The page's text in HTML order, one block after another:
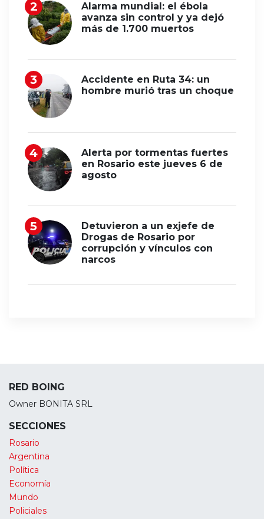
Alarma mundial: el ébola
avanza sin control y ya dejó
más de 1.700 muertos
Accidente en Ruta 34: un
hombre murió tras un choque
Alerta por tormentas fuertes
en Rosario este jueves 6 de
agosto
Detuvieron a un exjefe de
Drogas de Rosario por
corrupción y vínculos con
narcos
RED BOING
Owner BONITA SRL
SECCIONES
Rosario
Argentina
Política
Economía
Mundo
Policiales